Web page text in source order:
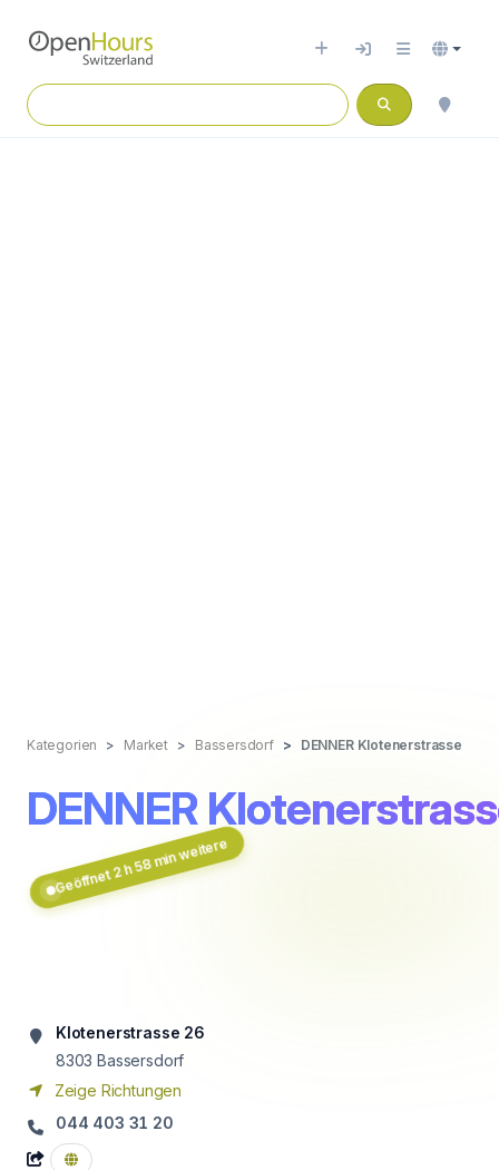
Kategorien Market Bassersdorf DENNER Klotenerstrasse
DENNER
Geöffnet 2 h 58 min weitere
Klotenerstrasse 26
8303 Bassersdorf
Zeige Richtungen
044 403 31 20